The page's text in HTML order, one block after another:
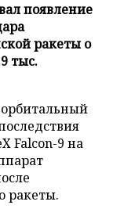
появление
ракеты о
тыс.
Falcon-9 на
ракеты.